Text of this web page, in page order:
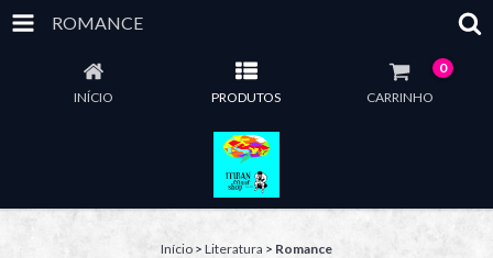
ROMANCE
INÍCIO PRODUTOS CARRINHO
0
Início > Literatura > Romance